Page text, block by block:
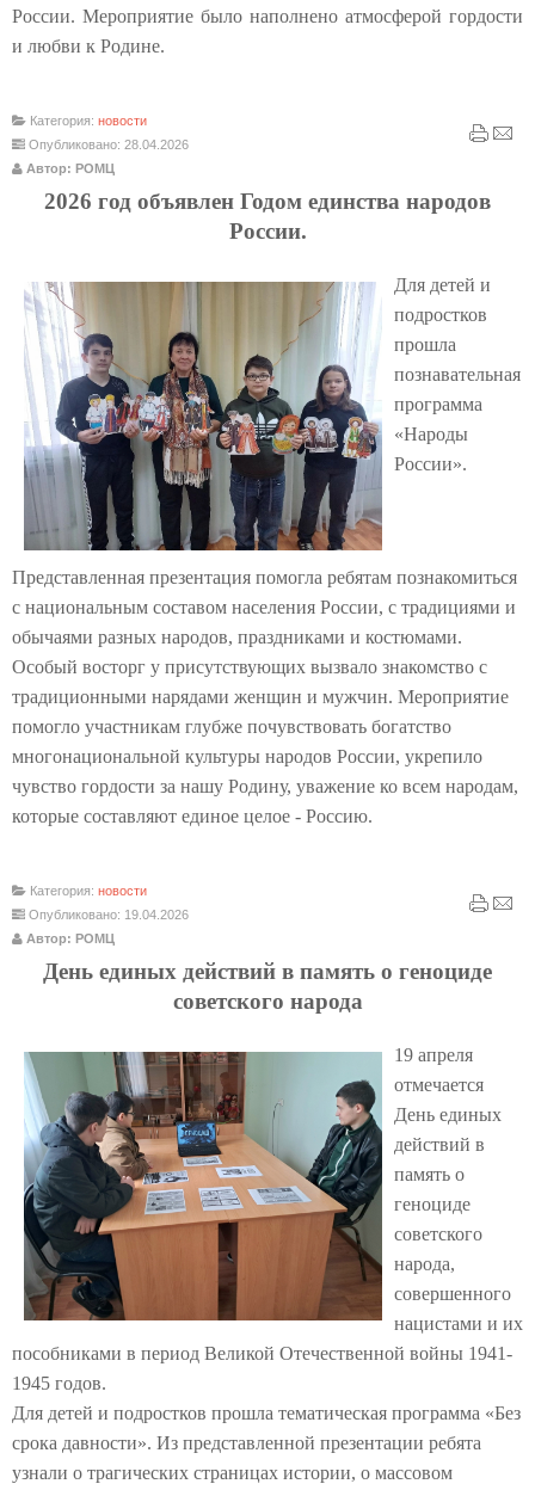
России. Мероприятие было наполнено атмосферой гордости
и любви к Родине.
Категория: новости
Опубликовано: 28.04.2026
Автор: РОМЦ
2026 год объявлен Годом единства народов
России.
Для детей и
подростков
прошла
познавательная
программа
«Народы
России».
Представленная презентация помогла ребятам познакомиться
с национальным составом населения России, с традициями и
обычаями разных народов, праздниками и костюмами.
Особый восторг у присутствующих вызвало знакомство с
традиционными нарядами женщин и мужчин. Мероприятие
помогло участникам глубже почувствовать богатство
многонациональной культуры народов России, укрепило
чувство гордости за нашу Родину, уважение ко всем народам,
которые составляют единое целое - Россию.
Категория: новости
Опубликовано: 19.04.2026
Автор: РОМЦ
День единых действий в память о геноциде
советского народа
19 апреля
отмечается
День единых
действий в
память о
геноциде
советского
народа,
совершенного
нацистами и их
пособниками в период Великой Отечественной войны 1941-
1945 годов.
Для детей и подростков прошла тематическая программа «Без
срока давности». Из представленной презентации ребята
узнали о трагических страницах истории, о массовом